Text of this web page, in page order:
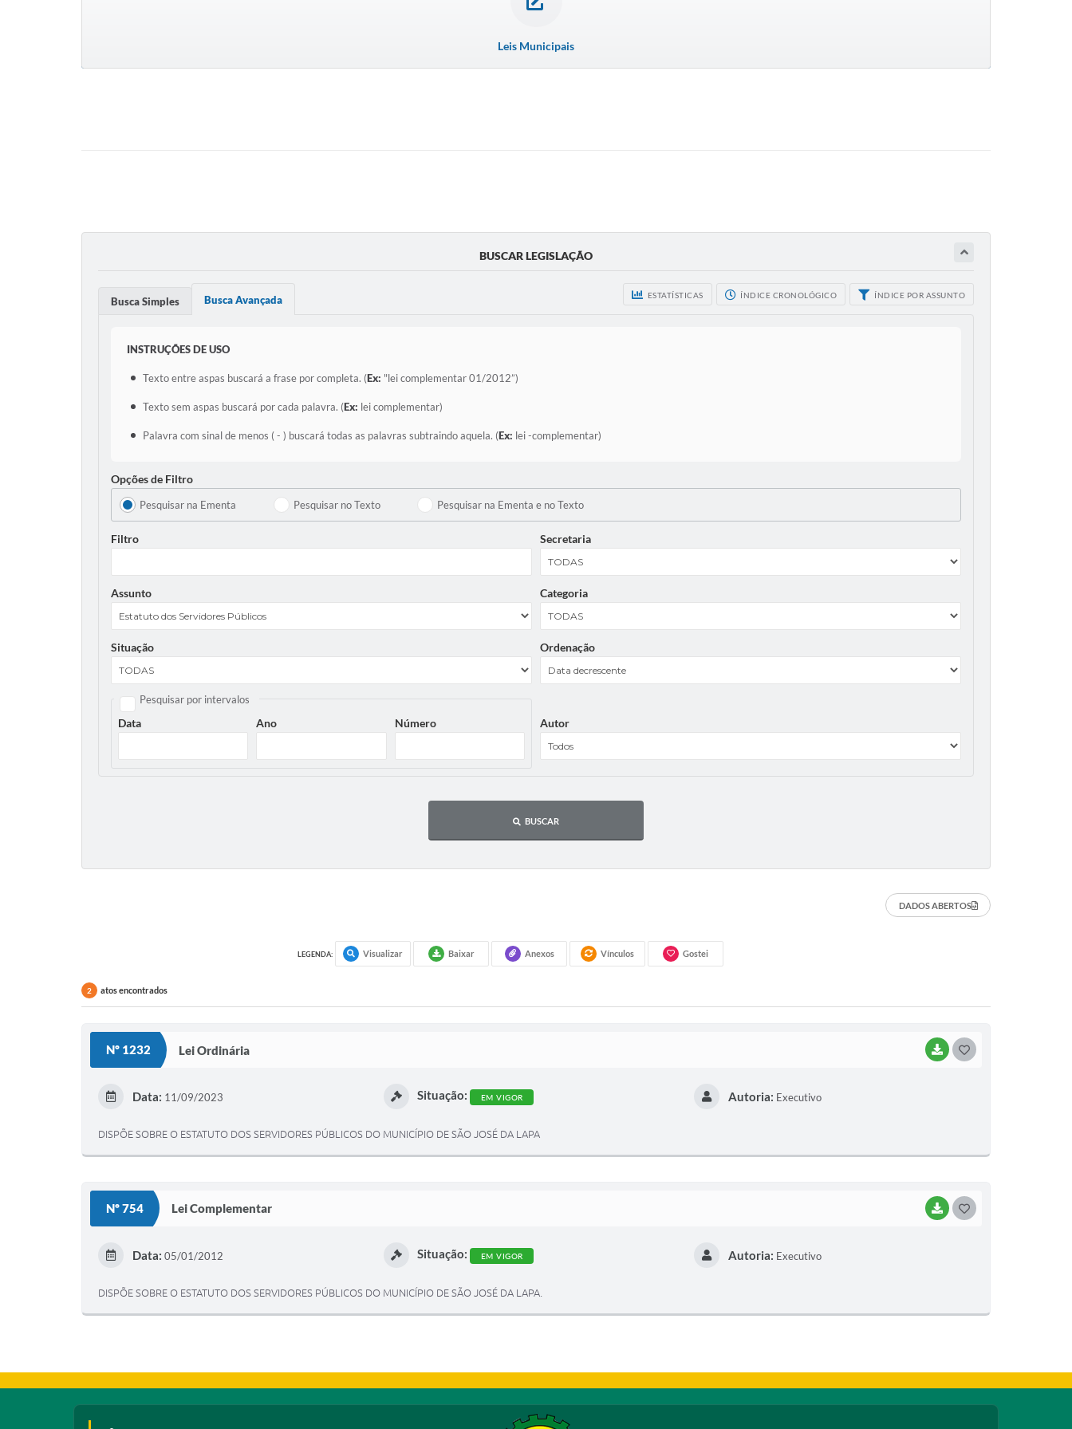
Leis Municipais
BUSCAR LEGISLAÇÃO
ESTATÍSTICAS ÍNDICE CRONOLÓGICO ÍNDICE POR ASSUNTO
Busca Simples Busca Avançada
INSTRUÇÕES DE USO
Texto entre aspas buscará a frase por completa. (Ex: "lei complementar 01/2012”)
Texto sem aspas buscará por cada palavra. (Ex: lei complementar)
Palavra com sinal de menos ( - ) buscará todas as palavras subtraindo aquela. (Ex: lei -complementar)
Opções de Filtro
Pesquisar na Ementa Pesquisar no Texto Pesquisar na Ementa e no Texto
Filtro Secretaria
Assunto Categoria
Situação Ordenação
Pesquisar por intervalos
Data Ano Número Autor
BUSCAR
DADOS ABERTOS
LEGENDA: Visualizar Baixar Anexos Vínculos Gostei
2 atos encontrados
Nº 1232 Lei Ordinária BAIXAR
Data: 11/09/2023 Situação: EM VIGOR Autoria: Executivo
DISPÕE SOBRE O ESTATUTO DOS SERVIDORES PÚBLICOS DO MUNICÍPIO DE SÃO JOSÉ DA LAPA
Nº 754 Lei Complementar BAIXAR
Data: 05/01/2012 Situação: EM VIGOR Autoria: Executivo
DISPÕE SOBRE O ESTATUTO DOS SERVIDORES PÚBLICOS DO MUNICÍPIO DE SÃO JOSÉ DA LAPA.